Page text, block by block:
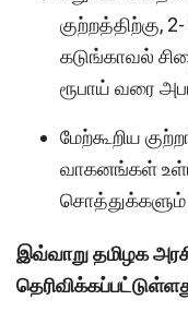
குற்றத்திற்கு,
கடுங்காவல்
ரூபாய் வரை
மேற்கூறிய
வாகனங்கள்
சொத்துக்களும்
இவ்வாறு தமிழக